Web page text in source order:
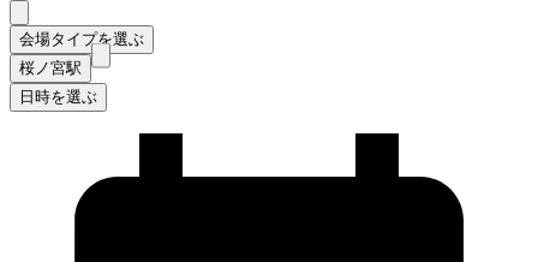
会場タイプを選ぶ
桜ノ宮駅
日時を選ぶ